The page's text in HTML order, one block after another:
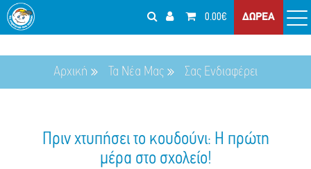
0.00€ ΔΩΡΕΑ
Αρχική Τα Νέα Μας Σας Ενδιαφέρει
Πριν χτυπήσει το κουδούνι: Η πρώτη
μέρα στο σχολείο!